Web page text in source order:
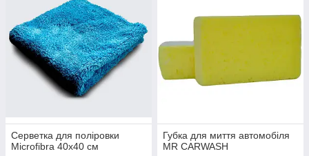
Серветка для поліровки
Microfibra 40х40 см
Губка для миття автомобіля
MR CARWASH